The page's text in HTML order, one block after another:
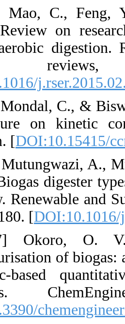
14. [14]
(2015).
from
energy
[DOI:10.1016/
15. [15]
temperature
digestion. [
16. [16]
(2018).
A review.
81, 172-180. [
17. [17]
economic-
[DOI:10.3390/